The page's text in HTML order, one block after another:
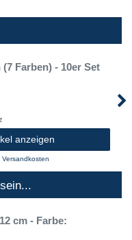
Farben) - 10er Set
anzeigen
Versandkosten
cm - Farbe: